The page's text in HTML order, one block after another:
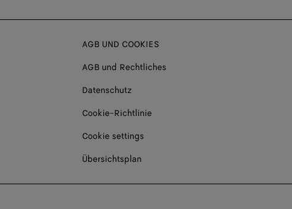
AGB UND COOKIES
AGB und Rechtliches
Datenschutz
Cookie-Richtlinie
Cookie settings
Übersichtsplan